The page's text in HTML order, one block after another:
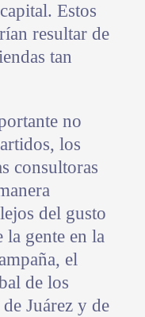
Estos
resultar de
tan
no
los
consultoras
del gusto
gente en la
el
de los
Juárez y de